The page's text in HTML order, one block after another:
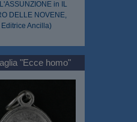
in IL
DELLE NOVENE,
Editrice Ancilla)
"Ecce homo"